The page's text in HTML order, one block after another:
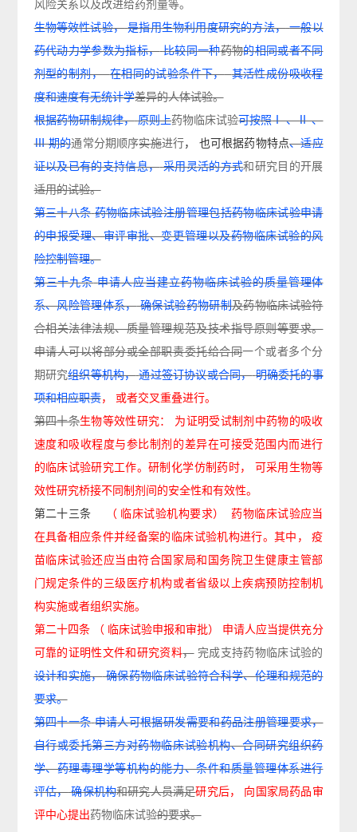
风险关系以及改进给药剂量等。
生物等效性试验， 是指用生物利用度研究的方法， 一般以
药代动力学参数为指标， 比较同一种药物的相同或者不同
剂型的制剂， 在相同的试验条件下， 其活性成份吸收程
度和速度有无统计学差异的人体试验。
根据药物研制规律， 原则上药物临床试验可按照Ⅰ 、Ⅱ 、
Ⅲ 期的通常分期顺序实施进行， 也可根据药物特点、适应
证以及已有的支持信息， 采用灵活的方式和研究目的开展
适用的试验。
第三十八条 药物临床试验注册管理包括药物临床试验申请
的申报受理、审评审批、变更管理以及药物临床试验的风
险控制管理。
第三十九条 申请人应当建立药物临床试验的质量管理体
系、风险管理体系， 确保试验药物研制及药物临床试验符
合相关法律法规、质量管理规范及技术指导原则等要求。
申请人可以将部分或全部职责委托给合同一个或者多个分
期研究组织等机构， 通过签订协议或合同， 明确委托的事
项和相应职责，
或者交叉重叠进行。
第四十条生物等效性研究：
为证明受试制剂中药物的吸收
速度和吸收程度与参比制剂的差异在可接受范围内而进行
的临床试验研究工作。研制化学仿制药时，
可采用生物等
效性研究桥接不同制剂间的安全性和有效性。
第二十三条
（ 临床试验机构要求）
药物临床试验应当
在具备相应条件并经备案的临床试验机构进行。其中，
疫
苗临床试验还应当由符合国家局和国务院卫生健康主管部
门规定条件的三级医疗机构或者省级以上疾病预防控制机
构实施或者组织实施。
第二十四条
（ 临床试验申报和审批）
申请人应当提供充分
可靠的证明性文件和研究资料， 完成支持药物临床试验的
设计和实施， 确保药物临床试验符合科学、伦理和规范的
要求。
第四十一条 申请人可根据研发需要和药品注册管理要求，
自行或委托第三方对药物临床试验机构、合同研究组织药
学、药理毒理学等机构的能力、条件和质量管理体系进行
评估， 确保机构和研究人员满足研究后，
向国家局药品审
评中心提出药物临床试验的要求。